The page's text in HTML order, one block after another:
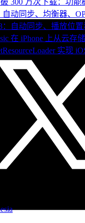
破 300 万次下载：功能
自动同步、均衡器、
：自动同步、播放位
在 iPhone 上从云存
实现